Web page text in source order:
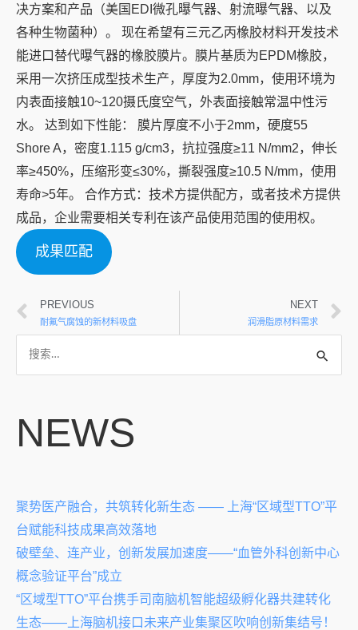
决方案和产品（美国EDI微孔曝气器、射流曝气器、以及
各种生物菌种）。 现在希望有三元乙丙橡胶材料开发技术
能进口替代曝气器的橡胶膜片。膜片基质为EPDM橡胶，
采用一次挤压成型技术生产，厚度为2.0mm，使用环境为
内表面接触10~120摄氏度空气，外表面接触常温中性污
水。 达到如下性能： 膜片厚度不小于2mm，硬度55
Shore A，密度1.115 g/cm3，抗拉强度≥11 N/mm2，伸长
率≥450%，压缩形变≤30%，撕裂强度≥10.5 N/mm，使用
寿命>5年。 合作方式：技术方提供配方，或者技术方提供
成品，企业需要相关专利在该产品使用范围的使用权。
成果匹配
PREVIOUS
耐氟气腐蚀的新材料吸盘
NEXT
润滑脂原材料需求
NEWS
聚势医产融合，共筑转化新生态 —— 上海“区域型TTO”平
台赋能科技成果高效落地
破壁垒、连产业，创新发展加速度——“血管外科创新中心
概念验证平台”成立
“区域型TTO”平台携手司南脑机智能超级孵化器共建转化
生态——上海脑机接口未来产业集聚区吹响创新集结号！